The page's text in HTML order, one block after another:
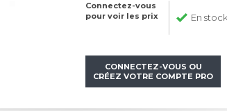
Connectez-vous
pour voir les prix
En stock
CONNECTEZ-VOUS OU
CRÉEZ VOTRE COMPTE PRO